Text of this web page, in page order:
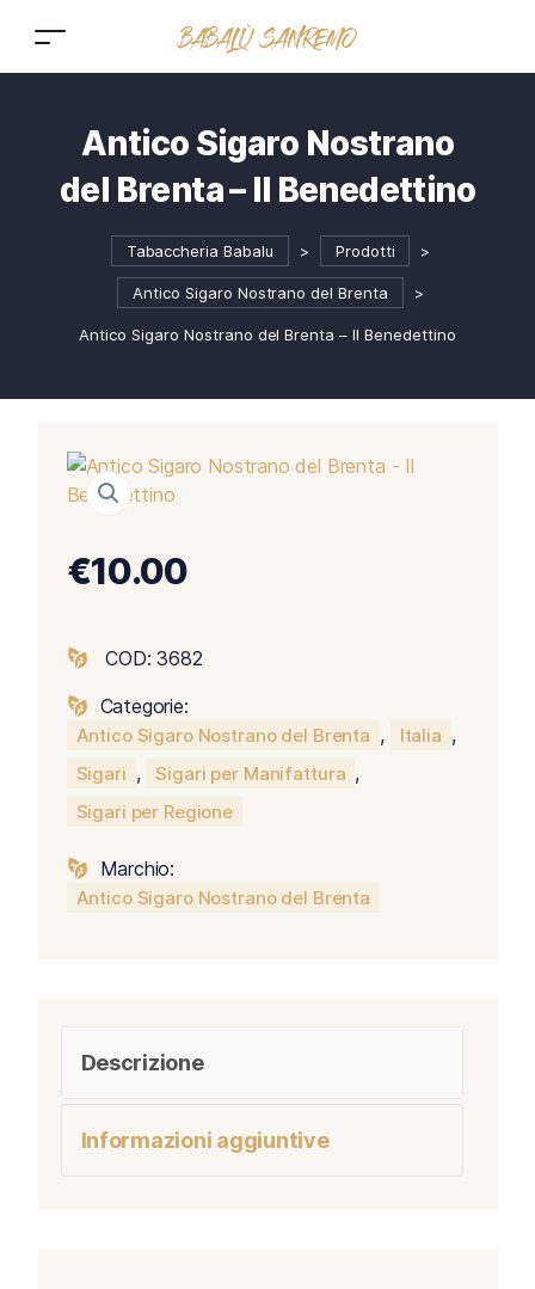
Antico Sigaro Nostrano
del Brenta – Il Benedettino
Tabaccheria Babalu > Prodotti >
Antico Sigaro Nostrano del Brenta >
Antico Sigaro Nostrano del Brenta – Il Benedettino
€10.00
COD:3682
Categorie:
Antico Sigaro Nostrano del Brenta , Italia ,
Sigari , Sigari per Manifattura ,
Sigari per Regione
Marchio:
Antico Sigaro Nostrano del Brenta
Descrizione
Informazioni aggiuntive